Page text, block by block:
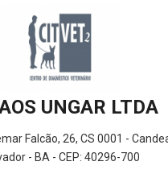
UNGAR LTDA
Falcão, 26, CS 0001 -
- BA - CEP: 40296-700